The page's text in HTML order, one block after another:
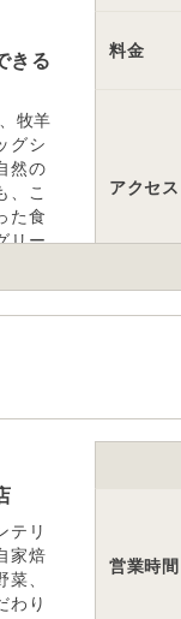
きる
牧羊
グシ
然の
、こ
た食
リー
料金
アクセス
※ 掲載情報
※ 料金情報
テリ
家焙
、
わり
営業時間